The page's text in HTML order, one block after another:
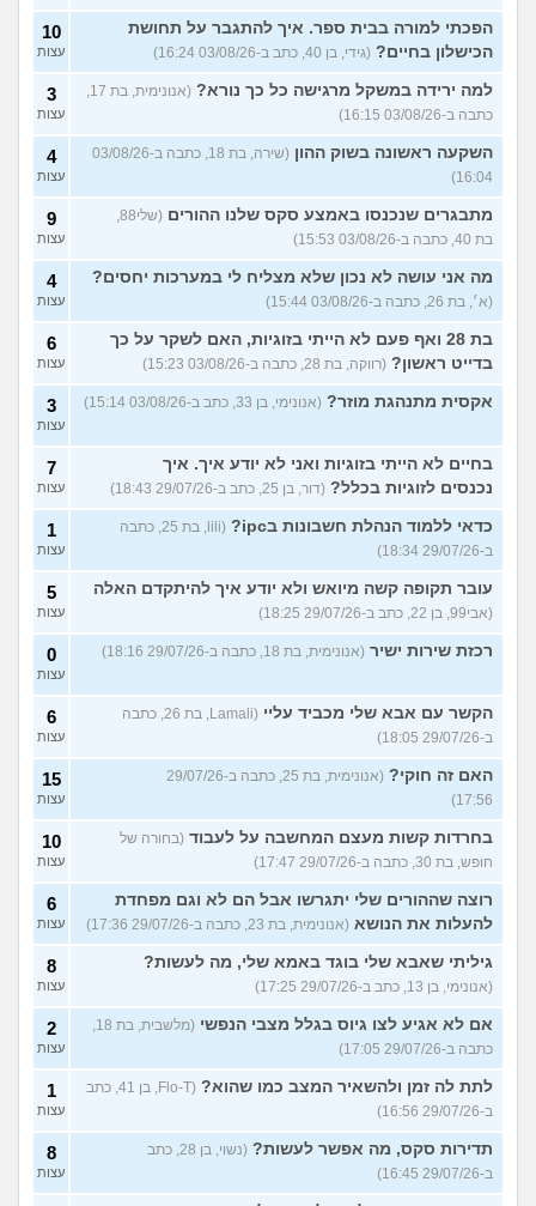
הפכתי למורה בבית ספר. איך להתגבר על תחושת
הכישלון בחיים? (גידי, בן 40, כתב ב-03/08/26 16:24)
10
עצות
למה ירידה במשקל מרגישה כל כך נורא?
כתבה ב-03/08/26 16:15)
3
עצות
השקעה ראשונה בשוק ההון
(שירה, בת 18, כתבה ב-03/08/26
16:04)
4
עצות
מתבגרים שנכנסו באמצע סקס שלנו ההורים
בת 40, כתבה ב-03/08/26 15:53)
9
עצות
מה אני עושה לא נכון שלא מצליח לי במערכות יחסים?
(א׳, בת 26, כתבה ב-03/08/26 15:44)
4
עצות
בת 28 ואף פעם לא הייתי בזוגיות, האם לשקר על כך
בדייט ראשון? (רווקה, בת 28, כתבה ב-03/08/26 15:23)
6
עצות
אקסית מתנהגת מוזר? (אנונימי, בן 33, כתב ב-03/08/26 15:14) 3
עצות
בחיים לא הייתי בזוגיות ואני לא יודע איך. איך
נכנסים לזוגיות בכלל? (דור, בן 25, כתב ב-29/07/26 18:43)
7
עצות
כדאי ללמוד הנהלת חשבונות בipc?
(lili, בת 25, כתבה
ב-29/07/26 18:34)
1
עצות
עובר תקופה קשה מיואש ולא יודע איך להיתקדם האלה
(אבי99, בן 22, כתב ב-29/07/26 18:25)
5
עצות
רכזת שירות ישיר (אנונימית, בת 18, כתבה ב-29/07/26 18:16) 0
עצות
הקשר עם אבא שלי מכביד עליי
(Lamali, בת 26, כתבה
ב-29/07/26 18:05)
6
עצות
האם זה חוקי?
(אנונימית, בת 25, כתבה ב-29/07/26
17:56)
15
עצות
בחרדות קשות מעצם המחשבה על לעבוד (בחורה של
חופש, בת 30, כתבה ב-29/07/26 17:47)
10
עצות
רוצה שההורים שלי יתגרשו אבל הם לא וגם מפחדת
להעלות את הנושא (אנונימית, בת 23, כתבה ב-29/07/26 17:36)
6
עצות
גיליתי שאבא שלי בוגד באמא שלי, מה לעשות?
(אנונימי, בן 13, כתב ב-29/07/26 17:25)
8
עצות
אם לא אגיע לצו גיוס בגלל מצבי הנפשי
כתבה ב-29/07/26 17:05)
2
עצות
לתת לה זמן ולהשאיר המצב כמו שהוא?
(Flo-T, בן 41, כתב
ב-29/07/26 16:56)
1
עצות
תדירות סקס, מה אפשר לעשות?
(נשוי, בן 28, כתב
ב-29/07/26 16:45)
8
עצות